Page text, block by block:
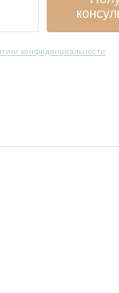
конфиденциальности